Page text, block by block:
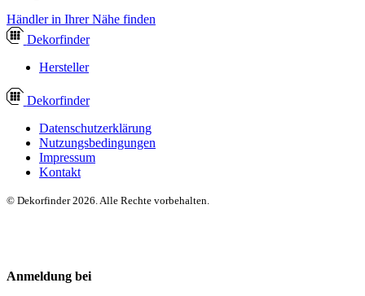
Händler in Ihrer Nähe finden
Dekorfinder
Hersteller
Dekorfinder
Datenschutzerklärung
Nutzungsbedingungen
Impressum
Kontakt
© Dekorfinder 2026. Alle Rechte vorbehalten.
Anmeldung bei